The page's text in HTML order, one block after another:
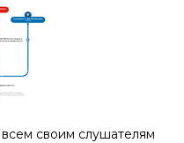
своим слушателям